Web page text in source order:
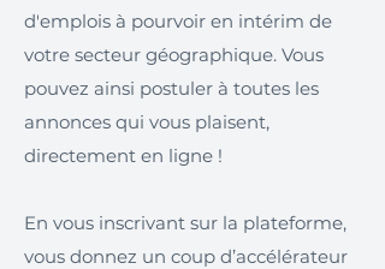
d'emplois à pourvoir en intérim de
votre secteur géographique. Vous
pouvez ainsi postuler à toutes les
annonces qui vous plaisent,
directement en ligne !
En vous inscrivant sur la plateforme,
vous donnez un coup d’accélérateur